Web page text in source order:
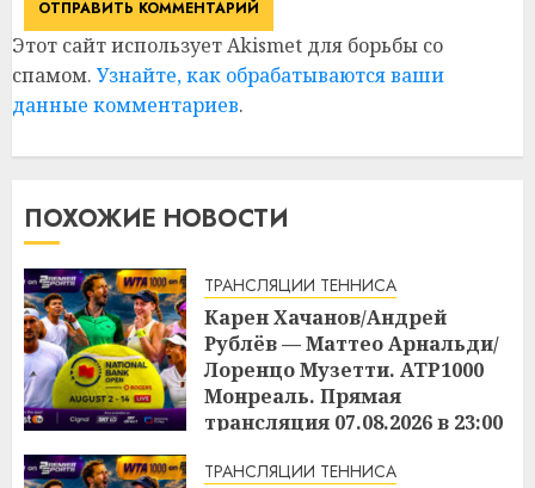
Этот сайт использует Akismet для борьбы со
спамом. Узнайте, как обрабатываются ваши
данные комментариев.
ПОХОЖИЕ НОВОСТИ
ТРАНСЛЯЦИИ ТЕННИСА
Карен Хачанов/Андрей
Рублёв — Маттео Арнальди/
Лоренцо Музетти. ATP1000
Монреаль. Прямая
трансляция 07.08.2026 в 23:00
ТРАНСЛЯЦИИ ТЕННИСА